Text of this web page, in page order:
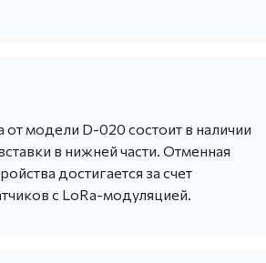
модели D-020 состоит в наличии
в нижней части. Отменная
достигается за счет
с LoRa-модуляцией.